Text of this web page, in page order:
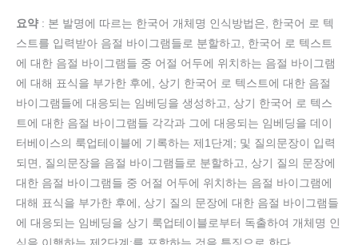
요약: 본 발명에 따르는 한국어 개체명 인식방법은, 한국어 로 텍
스트를 입력받아 음절 바이그램들로 분할하고, 한국어 로 텍스트
에 대한 음절 바이그램들 중 어절 어두에 위치하는 음절 바이그램
에 대해 표식을 부가한 후에, 상기 한국어 로 텍스트에 대한 음절
바이그램들에 대응되는 임베딩을 생성하고, 상기 한국어 로 텍스
트에 대한 음절 바이그램들 각각과 그에 대응되는 임베딩을 데이
터베이스의 룩업테이블에 기록하는 제1단계; 및 질의문장이 입력
되면, 질의문장을 음절 바이그램들로 분할하고, 상기 질의 문장에
대한 음절 바이그램들 중 어절 어두에 위치하는 음절 바이그램에
대해 표식을 부가한 후에, 상기 질의 문장에 대한 음절 바이그램들
에 대응되는 임베딩을 상기 룩업테이블로부터 독출하여 개체명 인